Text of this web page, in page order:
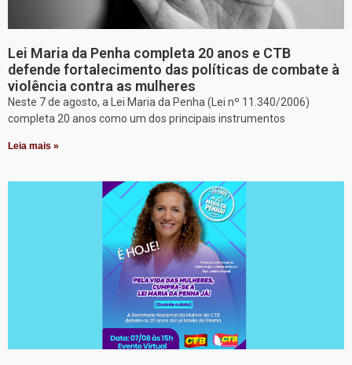
Lei Maria da Penha completa 20 anos e CTB
defende fortalecimento das políticas de combate à
violência contra as mulheres
Neste 7 de agosto, a Lei Maria da Penha (Lei nº 11.340/2006)
completa 20 anos como um dos principais instrumentos
Leia mais »